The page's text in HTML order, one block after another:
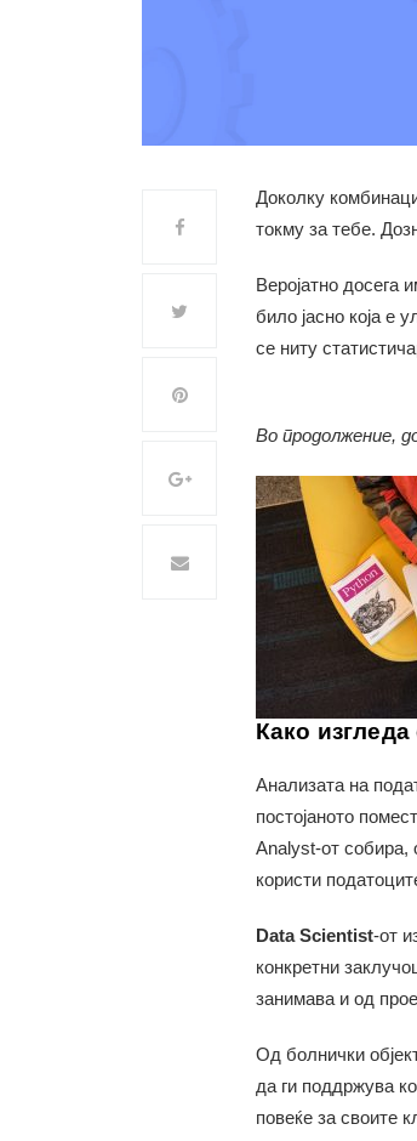
Доколку
токму за тебе.
Веројатно досега
било јасно која е
се ниту
Во продолжение,
Како
Анализата на
постојаното
Analyst-от собира,
користи
Data Scientist-от
конкретни
занимава и од
Од болнички
да ги поддржува
повеќе за своите